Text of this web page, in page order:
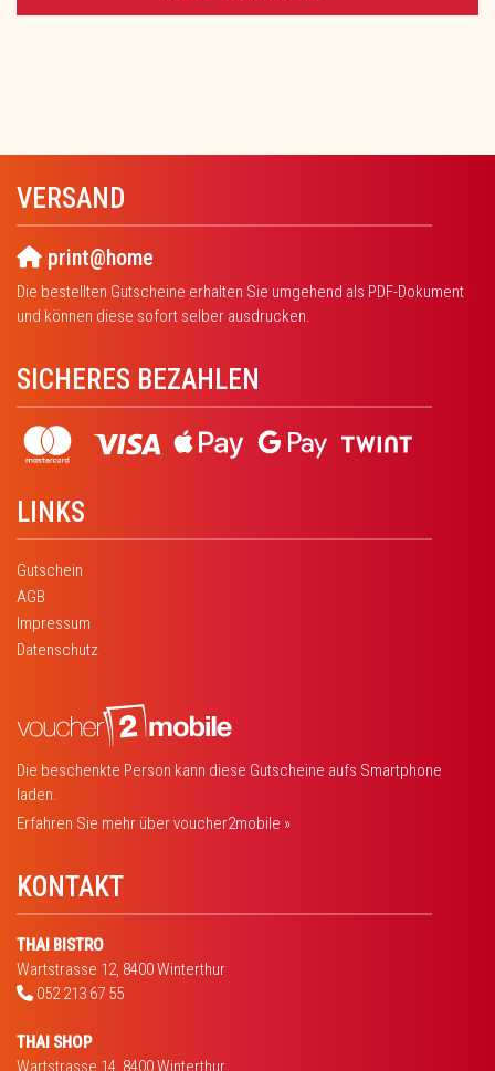
VERSAND
print@home
Die bestellten Gutscheine erhalten Sie umgehend als PDF-Dokument
und können diese sofort selber ausdrucken.
SICHERES BEZAHLEN
LINKS
Gutschein
AGB
Impressum
Datenschutz
Die beschenkte Person kann diese Gutscheine aufs Smartphone
laden.
Erfahren Sie mehr über voucher2mobile »
KONTAKT
THAI BISTRO
Wartstrasse 12, 8400 Winterthur
052 213 67 55
THAI SHOP
Wartstrasse 14, 8400 Winterthur